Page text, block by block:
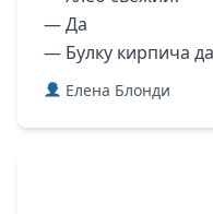
— Да
— Булку кирпича
Елена Блонди